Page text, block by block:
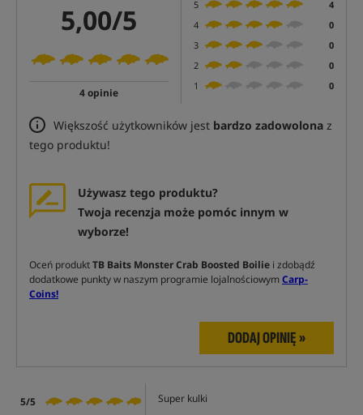
5,00/5
4 opinie
5
4
4
0
3
0
2
0
1
0
Większość użytkowników jest bardzo zadowolona z
tego produktu!
Używasz tego produktu?
Twoja recenzja może pomóc innym w
wyborze!
Oceń produktTB Baits Monster Crab Boosted Boilie i zdobądź
dodatkowe punkty w naszym programie lojalnościowymCarp-
Coins!
DODAJ OPINIĘ »
5/5
Super kulki